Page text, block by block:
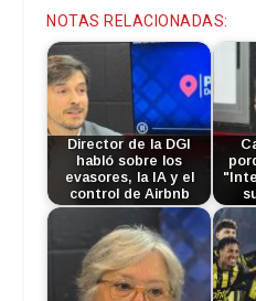
NOTAS RELACIONADAS:
Director de la DGI
habló sobre los
evasores, la IA y el
control de Airbnb